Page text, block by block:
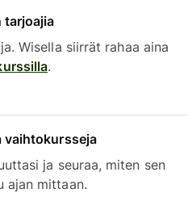
tarjoajia
Wisella siirrät rahaa aina
.
vaihtokursseja
ja seuraa, miten sen
ajan mittaan.